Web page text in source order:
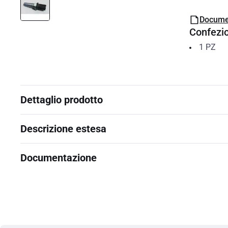
1 PZ
Dettaglio prodotto
Descrizione estesa
Documentazione